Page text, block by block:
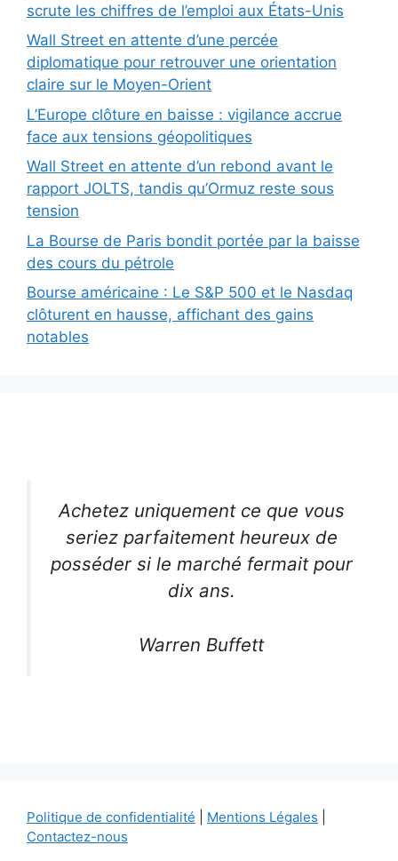
scrute les chiffres de l’emploi aux États-Unis
Wall Street en attente d’une percée
diplomatique pour retrouver une orientation
claire sur le Moyen-Orient
L’Europe clôture en baisse : vigilance accrue
face aux tensions géopolitiques
Wall Street en attente d’un rebond avant le
rapport JOLTS, tandis qu’Ormuz reste sous
tension
La Bourse de Paris bondit portée par la baisse
des cours du pétrole
Bourse américaine : Le S&P 500 et le Nasdaq
clôturent en hausse, affichant des gains
notables
Achetez uniquement ce que vous
seriez parfaitement heureux de
posséder si le marché fermait pour
dix ans.
Warren Buffett
Politique de confidentialité Mentions Légales
Contactez-nous